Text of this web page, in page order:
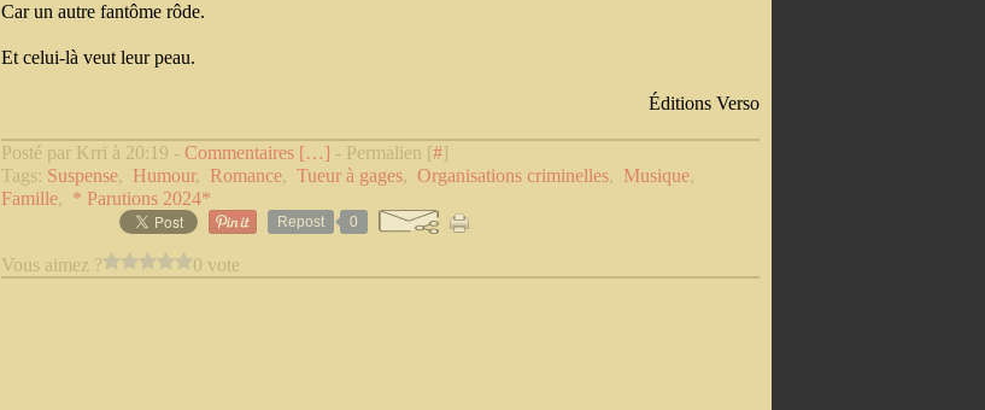
Car un autre fantôme rôde.
Et celui-là veut leur peau.
Éditions Verso
Posté par Krri à 20:19 - Commentaires […] - Permalien [#]
Tags: Suspense, Humour, Romance, Tueur à gages, Organisations criminelles, Musique,
Famille, * Parutions 2024*
Repost 0
Vous aimez ? 0 vote